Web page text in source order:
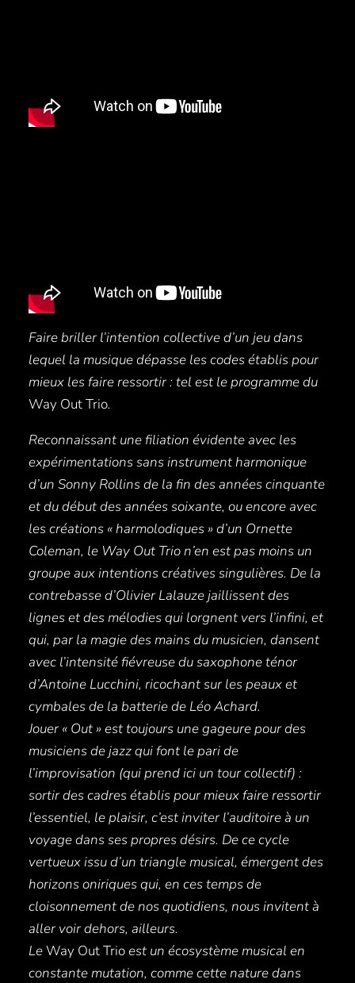
Faire briller l’intention collective d’un jeu dans
lequel la musique dépasse les codes établis pour
mieux les faire ressortir : tel est le programme du
Way Out Trio.
Reconnaissant une filiation évidente avec les
expérimentations sans instrument harmonique
d’un Sonny Rollins de la fin des années cinquante
et du début des années soixante, ouencore avec
les créations « harmolodiques » d’un Ornette
Coleman, le Way Out Trio n’en est pas moins un
groupe aux intentions créatives singulières. De la
contrebasse d’Olivier Lalauze jaillissent des
lignes et des mélodies qui lorgnent vers l’infini, et
qui, par la magie des mains du musicien, dansent
avec l’intensité fiévreuse du saxophone ténor
d’Antoine Lucchini, ricochant sur les peaux et
cymbales de la batterie de Léo Achard.
Jouer « Out » est toujours une gageure pour des
musiciens de jazz qui font le pari de
l’improvisation (qui prend ici un tour collectif) :
sortir des cadres établis pour mieux faire ressortir
l’essentiel, le plaisir, c’est inviter l’auditoire à un
voyage dans ses propres désirs. De ce cycle
vertueux issu d’un triangle musical, émergent des
horizons oniriques qui, en ces temps de
cloisonnement de nos quotidiens, nous invitent à
aller voir dehors, ailleurs.
LeWay Out Trioest un écosystème musical en
constante mutation, comme cette nature dans